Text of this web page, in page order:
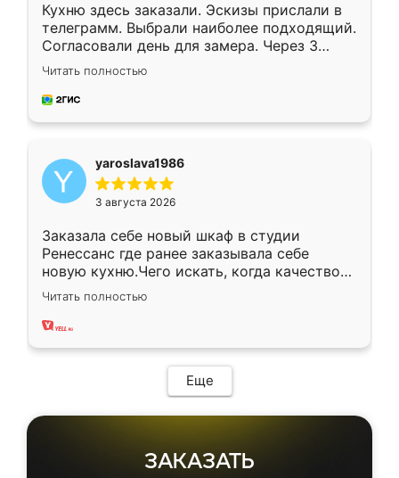
Кухню здесь заказали. Эскизы прислали в
телеграмм. Выбрали наиболее подходящий.
Согласовали день для замера. Через 3
недели кухня была уже готова. Остались
довольны работой. Спасибо Ренессанс
мебель за качественную работу!
Читать полностью
yaroslava1986
3 августа 2026
Заказала себе новый шкаф в студии
Ренессанс где ранее заказывала себе
новую кухню.Чего искать, когда качеством
вполне довольна. Служит кухня уже почти
два года, нареканий нет.
Читать полностью
Еще
ЗАКАЗАТЬ